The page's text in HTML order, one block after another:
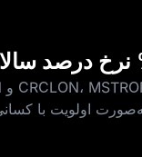
اولویت با